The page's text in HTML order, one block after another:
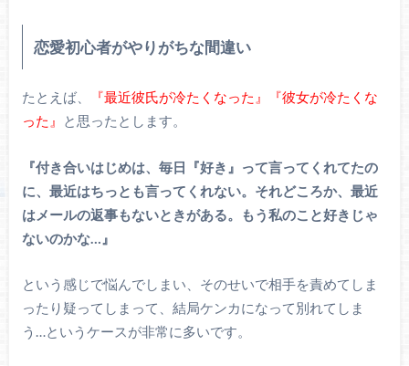
恋愛初心者がやりがちな間違い
たとえば、
『最近彼氏が冷たくなった』『彼女が冷たくな
った』
と思ったとします。
『付き合いはじめは、毎日『好き』って言ってくれてたの
に、最近はちっとも言ってくれない。それどころか、最近
はメールの返事もないときがある。もう私のこと好きじゃ
ないのかな…』
という感じで悩んでしまい、そのせいで相手を責めてしま
ったり疑ってしまって、結局ケンカになって別れてしま
う…というケースが非常に多いです。